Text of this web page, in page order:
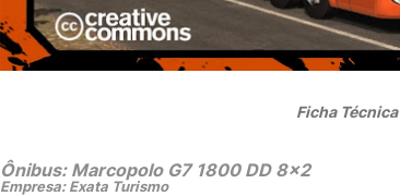
Ficha Técnica
Ônibus: Marcopolo G7 1800 DD 8x2
Empresa: Exata Turismo